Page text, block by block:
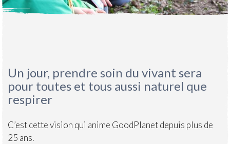
Un jour, prendre soin du vivant sera
pour toutes et tous aussi naturel que
respirer
C’est cette vision qui anime GoodPlanet depuis plus de
25 ans.